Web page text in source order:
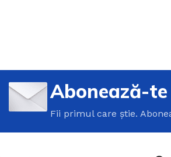
Abonează-
Fii primul care știe.